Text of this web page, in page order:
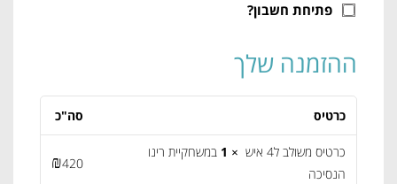
פתיחת חשבון?
ההזמנה שלך
כרטיס סה"כ
כרטיס משולב ל4 איש × 1
במשחקיית רינו
הנסיכה
₪420